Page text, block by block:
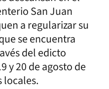
San Juan
a regularizar su
se encuentra
del edicto
y 20 de agosto de
locales.